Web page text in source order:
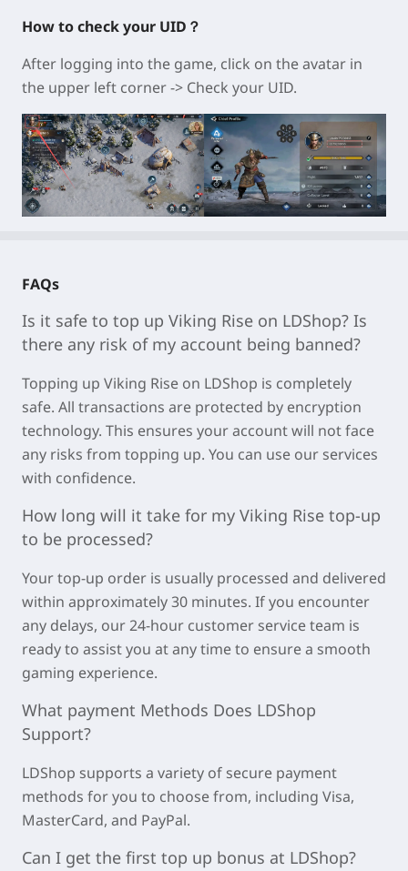
How to check your UID？
After logging into the game, click on the avatar in
the upper left corner -> Check your UID.
FAQs
Is it safe to top up Viking Rise on LDShop? Is
there any risk of my account being banned?
Topping up Viking Rise on LDShop is completely
safe. All transactions are protected by encryption
technology. This ensures your account will not face
any risks from topping up. You can use our services
with confidence.
How long will it take for my Viking Rise top-up
to be processed?
Your top-up order is usually processed and delivered
within approximately30 minutes. If you encounter
any delays, our 24-hour customer service team is
ready to assist you at any time to ensure a smooth
gaming experience.
What payment Methods Does LDShop
Support?
LDShop supports a variety of secure payment
methods for you to choose from, including Visa,
MasterCard, and PayPal.
Can I get the first top up bonus at LDShop?